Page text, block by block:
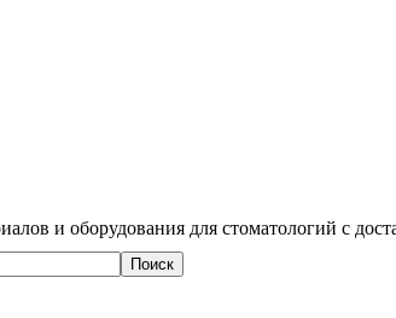
и оборудования для стоматологий с